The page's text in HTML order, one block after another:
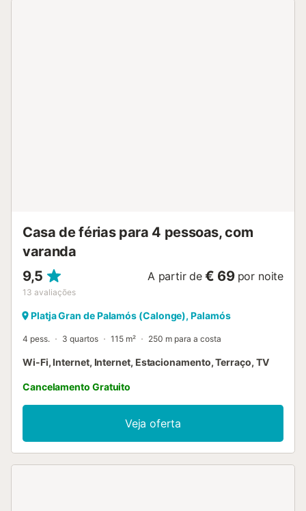
Casa de férias para 4 pessoas, com
varanda
9,5
13 avaliações
A partir de € 69 por noite
Platja Gran de Palamós (Calonge), Palamós
4 pess. 3 quartos 115 m² 250 m para a costa
Wi-Fi, Internet, Internet, Estacionamento, Terraço, TV
Cancelamento Gratuito
Veja oferta